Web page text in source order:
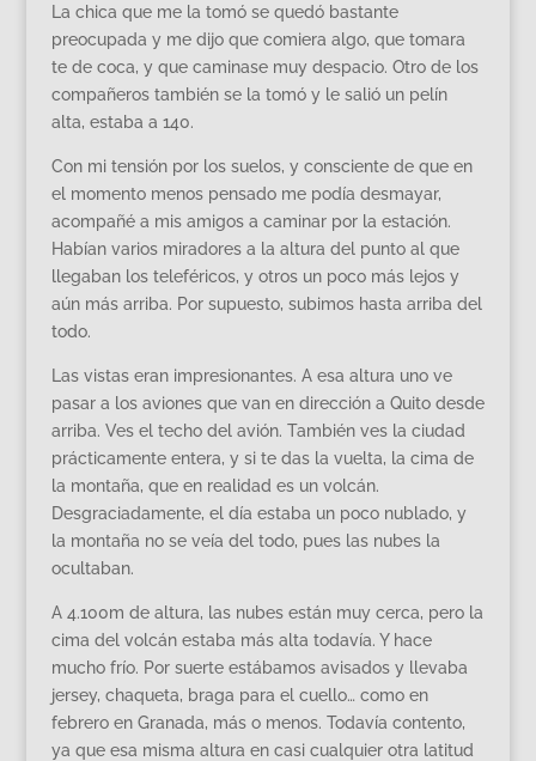
La chica que me la tomó se quedó bastante
preocupada y me dijo que comiera algo, que tomara
te de coca, y que caminase muy despacio. Otro de los
compañeros también se la tomó y le salió un pelín
alta, estaba a 140.
Con mi tensión por los suelos, y consciente de que en
el momento menos pensado me podía desmayar,
acompañé a mis amigos a caminar por la estación.
Habían varios miradores a la altura del punto al que
llegaban los teleféricos, y otros un poco más lejos y
aún más arriba. Por supuesto, subimos hasta arriba del
todo.
Las vistas eran impresionantes. A esa altura uno ve
pasar a los aviones que van en dirección a Quito desde
arriba. Ves el techo del avión. También ves la ciudad
prácticamente entera, y si te das la vuelta, la cima de
la montaña, que en realidad es un volcán.
Desgraciadamente, el día estaba un poco nublado, y
la montaña no se veía del todo, pues las nubes la
ocultaban.
A 4.100m de altura, las nubes están muy cerca, pero la
cima del volcán estaba más alta todavía. Y hace
mucho frío. Por suerte estábamos avisados y llevaba
jersey, chaqueta, braga para el cuello… como en
febrero en Granada, más o menos. Todavía contento,
ya que esa misma altura en casi cualquier otra latitud